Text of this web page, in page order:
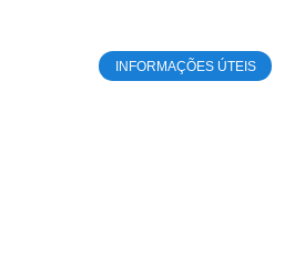
INFORMAÇÕES ÚTEIS